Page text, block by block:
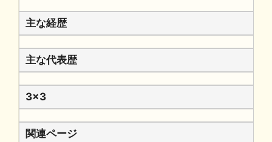
主な経歴
主な代表歴
3x3
関連ページ